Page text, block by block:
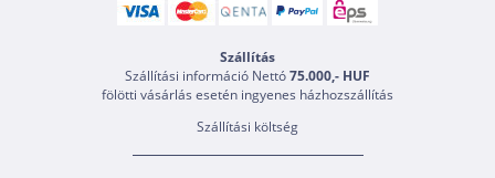
Szállítás
Szállítási információ Nettó75.000,- HUF
fölötti vásárlás esetén ingyenes házhozszállítás
Szállítási költség